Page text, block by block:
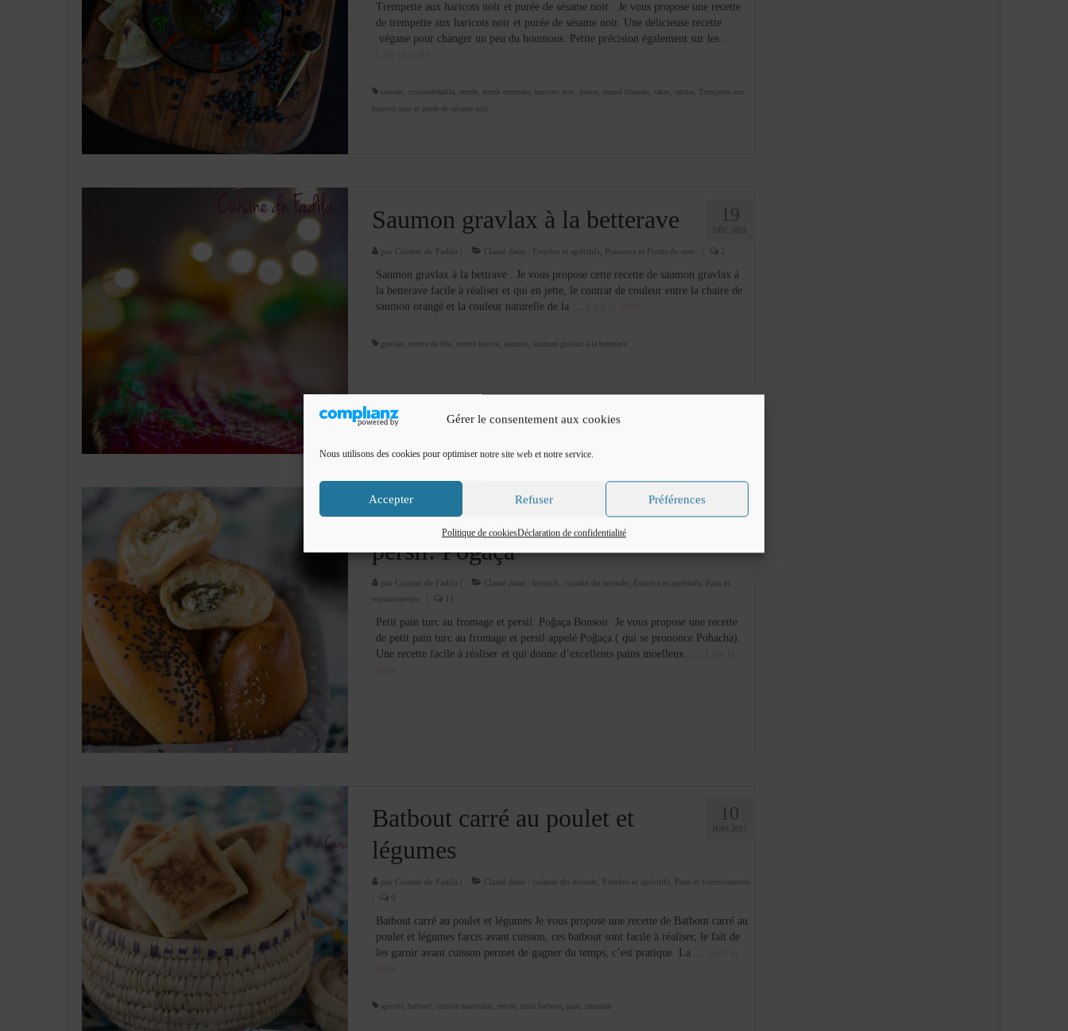
Gérer le consentement aux cookies
Nous utilisons des cookies pour optimiser notre site web et notre service.
Accepter Refuser Préférences
Politique de cookiesDéclaration de confidentialité
Trempette aux haricots noir et purée de sésame noir : Je vous propose une recette
de trempette aux haricots noir et purée de sésame noir. Une délicieuse recette
végane pour changer un peu du houmous. Petite précision également sur les …
cuisine, cuisinedefadila, entrée, entrée orientale, haricots noir messe, mezzé libanais tahin tahina,
Trempette aux
haricots noir et purée de sésame noir
19
DÉC 2021
Saumon gravlax à la betterave
par Cuisine de Fadila Classé dans : Entrées et apéritifs, Poissons et Fruits de mer 2
Saumon gravlax à la bettrave . Je vous propose cette recette de saumon gravlax à
la betterave facile à réaliser et qui en jette, le contrat de couleur entre la chaire de
saumon orangé et la couleur naturelle de la …
gravlax recette de fête, recette festive, saumon saumon gravlax à la betterave
8
Petit pain turc au fromage et
persil: Poğaça
par Cuisine de Fadila Classé dans : brunch cuisine du monde Entrées et apéritifs, Pain et
viennoiseries
11
Petit pain turc au fromage et persil: Poğaça Bonsoir Je vous propose une recette
de petit pain turc au fromage et persil appelé Poğaça ( qui se prononce Pohacha).
Une recette facile à réaliser et qui donne d’excellents pains moelleux. …
10
JUIN 2017
Batbout carré au poulet et
légumes
par Cuisine de Fadila Classé dans : cuisine du monde Entrées et apéritifs,
Pain et viennoiseries
0
Batbout carré au poulet et légumes Je vous propose une recette de Batbout carré au
poulet et légumes farcis avant cuisson, ces batbout sont facile à réaliser, le fait de
les garnir avant cuisson permet de gagner du temps, c’est pratique. La …
apéritif , batbout, cuisine marocaine, entrée, mini batbout, pain, ramadan